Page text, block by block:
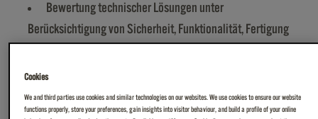
Bewertung technischer Lösungen unter
Berücksichtigung von Sicherheit, Funktionalität, Fertigung
Abstimmung mit dem Engineering, der Produktion und
gegebenenfalls anderen Standorten
Cookies
We and third parties use cookies and similar technologies on our websites. We use cookies to ensure our website
functions properly, store your preferences, gain insights into visitor behaviour, and build a profile of your online